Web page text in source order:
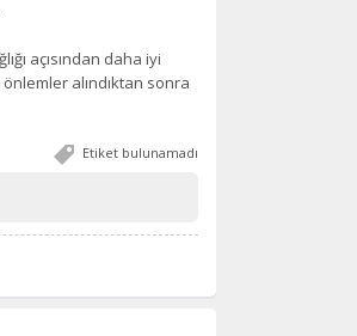
açısından daha iyi
alındıktan sonra
Etiket bulunamadı